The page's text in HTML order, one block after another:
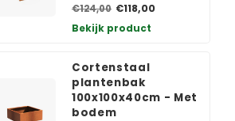
€124,00 €118,00
Bekijk product
Cortenstaal
plantenbak
100x100x40cm - Met
bodem